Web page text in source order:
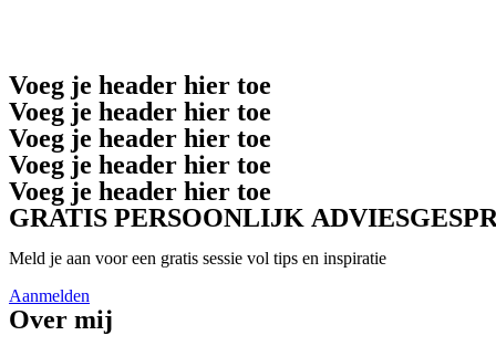
Voeg je header hier toe
Voeg je header hier toe
Voeg je header hier toe
Voeg je header hier toe
Voeg je header hier toe
GRATIS PERSOONLIJK
Meld je aan voor een gratis sessie vol tips en inspiratie
Aanmelden
Over mij